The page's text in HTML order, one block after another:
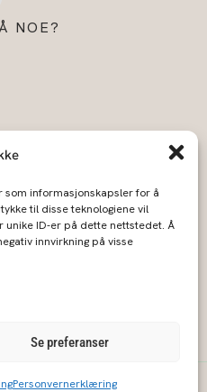
som informasjonskapsler for å
til disse teknologiene vil
ID-er på dette nettstedet. Å
innvirkning på visse
Se preferanser
Personvernerklæring
NOE?